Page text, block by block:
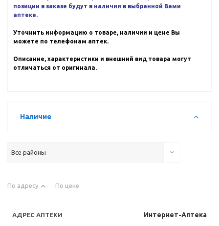
позиции в заказе будут в наличии в выбранной Вами
аптеке.
Уточнить информацию о товаре, наличии и цене Вы
можете по телефонам аптек.
Описание, характеристики и внешний вид товара могут
отличаться от оригинала.
Наличие
Все районы
По адресу По цене
Интернет-Аптека